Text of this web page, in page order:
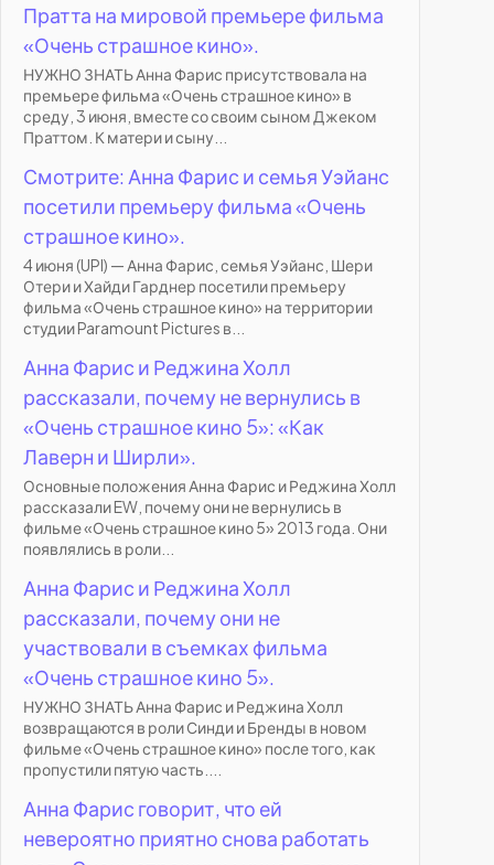
Пратта на мировой премьере фильма
«Очень страшное кино».
НУЖНО ЗНАТЬ Анна Фарис присутствовала на
премьере фильма «Очень страшное кино» в
среду, 3 июня, вместе со своим сыном Джеком
Праттом. К матери и сыну...
Смотрите: Анна Фарис и семья Уэйанс
посетили премьеру фильма «Очень
страшное кино».
4 июня (UPI) — Анна Фарис, семья Уэйанс, Шери
Отери и Хайди Гарднер посетили премьеру
фильма «Очень страшное кино» на территории
студии Paramount Pictures в...
Анна Фарис и Реджина Холл
рассказали, почему не вернулись в
«Очень страшное кино 5»: «Как
Лаверн и Ширли».
Основные положения Анна Фарис и Реджина Холл
рассказали EW, почему они не вернулись в
фильме «Очень страшное кино 5» 2013 года. Они
появлялись в роли...
Анна Фарис и Реджина Холл
рассказали, почему они не
участвовали в съемках фильма
«Очень страшное кино 5».
НУЖНО ЗНАТЬ Анна Фарис и Реджина Холл
возвращаются в роли Синди и Бренды в новом
фильме «Очень страшное кино» после того, как
пропустили пятую часть....
Анна Фарис говорит, что ей
невероятно приятно снова работать